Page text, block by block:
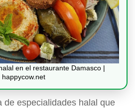
en el restaurante Damasco |
happycow.net
de especialidades halal que